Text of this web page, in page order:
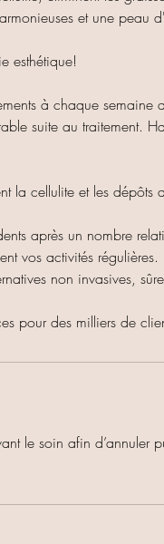
et une peau
esthétique!
à chaque semaine
suite au traitement.
la cellulite et les
après un nombre
vos activités régulières.
non invasives,
le soin afin d’annuler